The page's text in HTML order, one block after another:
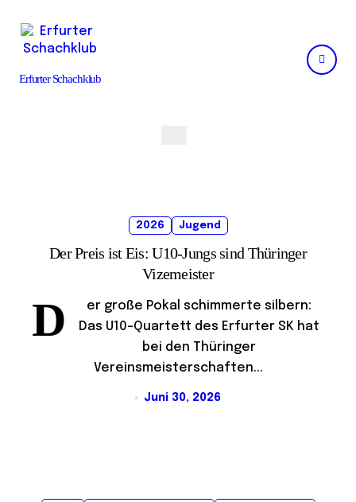
content
Erfurter Schachklub
2026 Jugend
Der Preis ist Eis: U10-Jungs sind Thüringer
Vizemeister
D
er große Pokal schimmerte silbern:
Das U10-Quartett des Erfurter SK hat
bei den Thüringer
Vereinsmeisterschaften...
Juni 30, 2026